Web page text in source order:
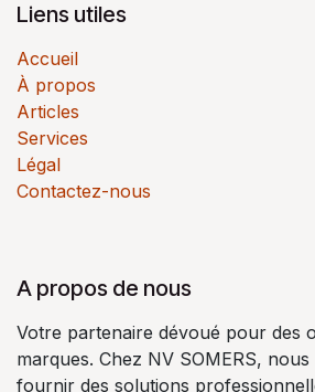
Liens utiles
Accueil
À propos
Articles
Services
Légal
Contactez-nous
A propos de nous
Votre partenaire dévoué pour des
marques. Chez NV SOMERS,
fournir des solutions